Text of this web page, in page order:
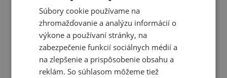
Upozornenie : Skladujte na suchom mieste pri teplote
do 25 °C. Nevystavujte priamemu slnečnému žiareniu.
Nevystavujte priamemu slnečnému žiareniu. Výrobca
nezodpovedá za vady spôsobené nesprávnym
skladovaním a používaním.
Zloženie: 100%mandle
Ešte ste si nevybrali?
Doporučujeme Vám podobné produkty
Súbory cookie používame na
zhromažďovanie a analýzu informácií o
výkone a používaní stránky, na
zabezpečenie funkcií sociálnych médií a
na zlepšenie a prispôsobenie obsahu a
reklám. So súhlasom môžeme tiež